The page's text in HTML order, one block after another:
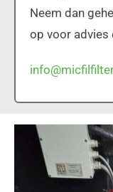
Neem dan
op voor advies